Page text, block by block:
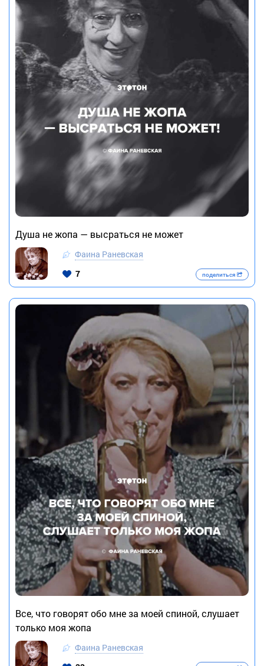
Душа не жопа — высраться не может
Фаина Раневская
7
поделиться
Все, что говорят обо мне за моей спиной, слушает
только моя жопа
Фаина Раневская